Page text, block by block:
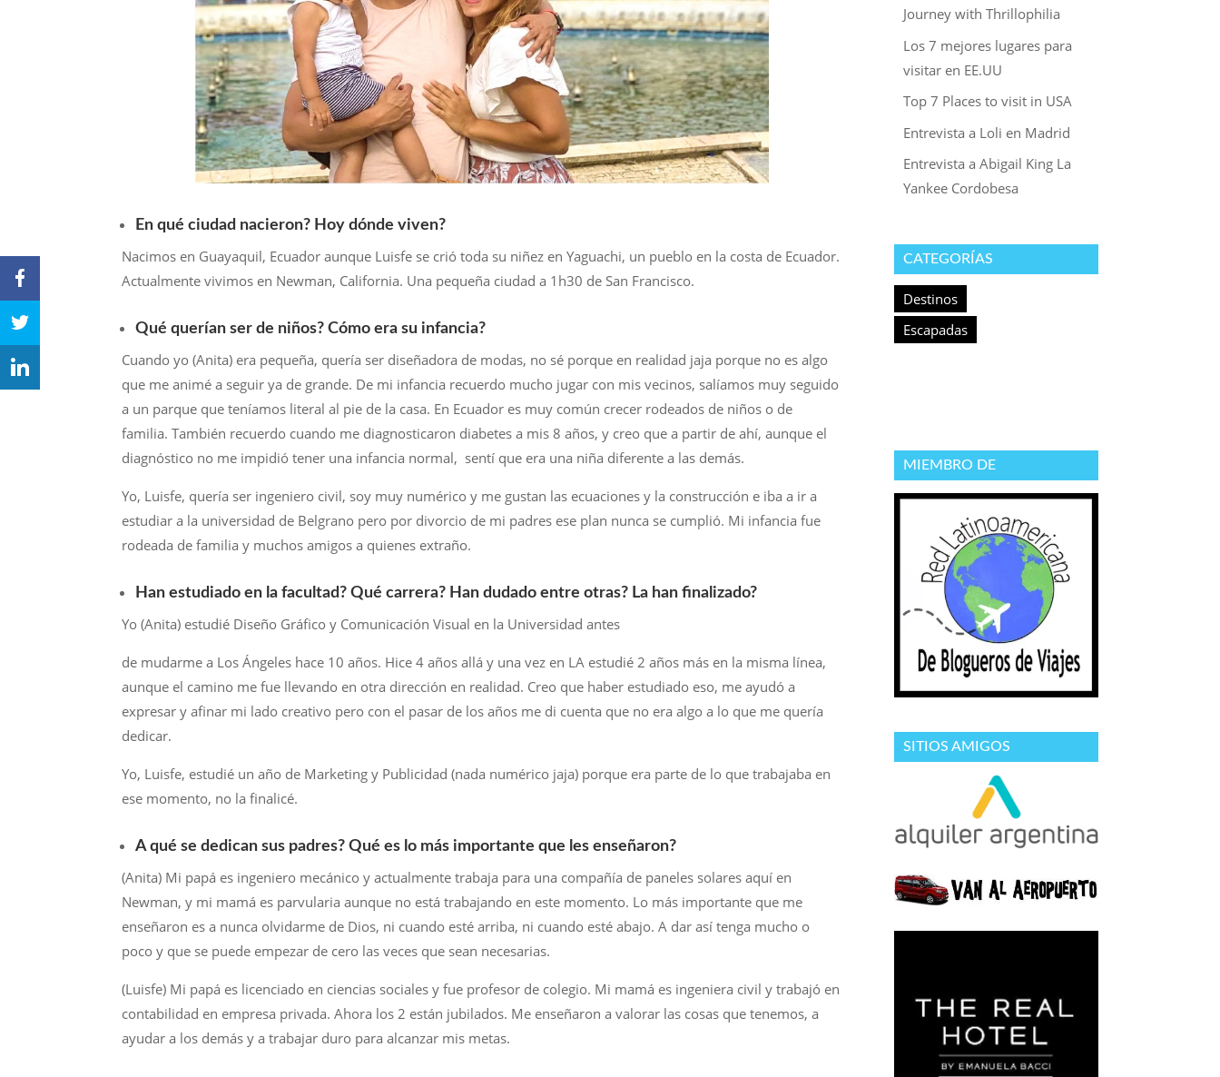
En qué ciudad nacieron? Hoy dónde viven?
Nacimos en Guayaquil, Ecuador aunque Luisfe se crió toda su niñez en Yaguachi, un pueblo en la costa de Ecuador.
Actualmente vivimos en Newman, California. Una pequeña ciudad a 1h30 de San Francisco.
Qué querían ser de niños? Cómo era su infancia?
Cuando yo (Anita) era pequeña, quería ser diseñadora de modas, no sé porque en realidad jaja porque no es algo
que me animé a seguir ya de grande. De mi infancia recuerdo mucho jugar con mis vecinos, salíamos muy seguido
a un parque que teníamos literal al pie de la casa. En Ecuador es muy común crecer rodeados de niños o de
familia. También recuerdo cuando me diagnosticaron diabetes a mis 8 años, y creo que a partir de ahí, aunque el
diagnóstico no me impidió tener una infancia normal, sentí que era una niña diferente a las demás.
Yo, Luisfe, quería ser ingeniero civil, soy muy numérico y me gustan las ecuaciones y la construcción e iba a ir a
estudiar a la universidad de Belgrano pero por divorcio de mi padres ese plan nunca se cumplió. Mi infancia fue
rodeada de familia y muchos amigos a quienes extraño.
Han estudiado en la facultad? Qué carrera? Han dudado entre otras? La han finalizado?
Yo (Anita) estudié Diseño Gráfico y Comunicación Visual en la Universidad antes
de mudarme a Los Ángeles hace 10 años. Hice 4 años allá y una vez en LA estudié 2 años más en la misma línea,
aunque el camino me fue llevando en otra dirección en realidad. Creo que haber estudiado eso, me ayudó a
expresar y afinar mi lado creativo pero con el pasar de los años me di cuenta que no era algo a lo que me quería
dedicar.
Yo, Luisfe, estudié un año de Marketing y Publicidad (nada numérico jaja) porque era parte de lo que trabajaba en
ese momento, no la finalicé.
A qué se dedican sus padres? Qué es lo más importante que les enseñaron?
(Anita) Mi papá es ingeniero mecánico y actualmente trabaja para una compañía de paneles solares aquí en
Newman, y mi mamá es parvularia aunque no está trabajando en este momento. Lo más importante que me
enseñaron es a nunca olvidarme de Dios, ni cuando esté arriba, ni cuando esté abajo. A dar así tenga mucho o
poco y que se puede empezar de cero las veces que sean necesarias.
(Luisfe) Mi papá es licenciado en ciencias sociales y fue profesor de colegio. Mi mamá es ingeniera civil y trabajó en
contabilidad en empresa privada. Ahora los 2 están jubilados. Me enseñaron a valorar las cosas que tenemos, a
ayudar a los demás y a trabajar duro para alcanzar mis metas.
Journey with Thrillophilia
Los 7 mejores lugares para
visitar en EE.UU
Top 7 Places to visit in USA
Entrevista a Loli en Madrid
Entrevista a Abigail King La
Yankee Cordobesa
CATEGORÍAS
Destinos
Escapadas
MIEMBRO DE
SITIOS AMIGOS